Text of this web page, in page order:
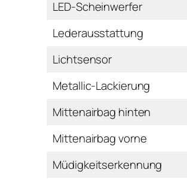
LED-Scheinwerfer
Lederausstattung
Lichtsensor
Metallic-Lackierung
Mittenairbag hinten
Mittenairbag vorne
Müdigkeitserkennung